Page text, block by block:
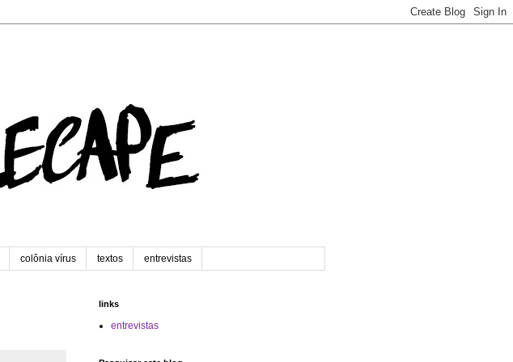
colônia vírus textos entrevistas
links
entrevistas